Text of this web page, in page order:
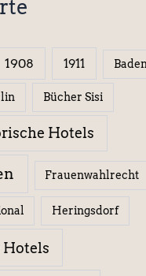
1908 1911
Bücher Sisi
Hotels
Frauenwahlrecht
Heringsdorf